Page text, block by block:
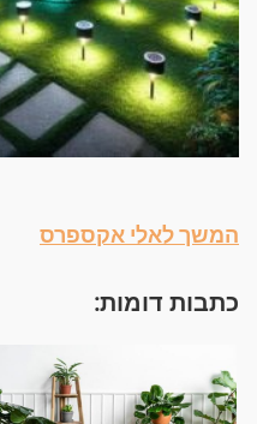
המשך לאלי אקספרס
כתבות דומות: